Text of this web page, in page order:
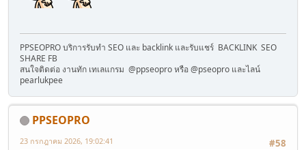
PPSEOPRO บริการรับทำ SEO และ backlink และรับแชร์ BACKLINK SEO
SHARE FB
สนใจติดต่อ งานทัก เทเลแกรม @ppseopro หรือ @pseopro และไลน์
pearlukpee
PPSEOPRO
#58
23 กรกฎาคม 2026, 19:02:41